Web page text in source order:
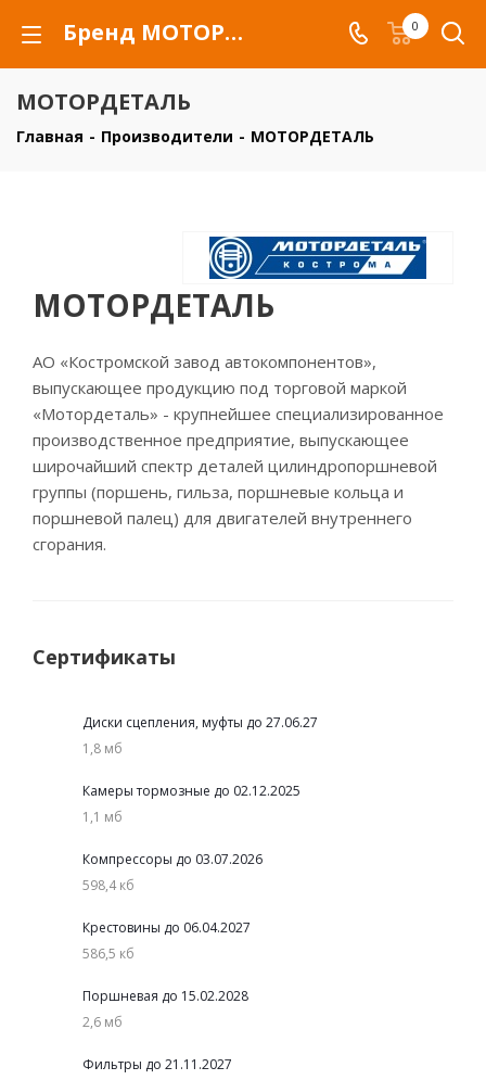
Бренд МОТОРДЕТАЛЬ - купить товары бренда МОТОРДЕТАЛЬ 0
МОТОРДЕТАЛЬ
Главная - Производители - МОТОРДЕТАЛЬ
МОТОРДЕТАЛЬ
АО «Костромской завод автокомпонентов»,
выпускающее продукцию под торговой маркой
«Мотордеталь» - крупнейшее специализированное
производственное предприятие, выпускающее
широчайший спектр деталей цилиндропоршневой
группы (поршень, гильза, поршневые кольца и
поршневой палец) для двигателей внутреннего
сгорания.
Сертификаты
Диски сцепления, муфты до 27.06.27
1,8 мб
Камеры тормозные до 02.12.2025
1,1 мб
Компрессоры до 03.07.2026
598,4 кб
Крестовины до 06.04.2027
586,5 кб
Поршневая до 15.02.2028
2,6 мб
Фильтры до 21.11.2027